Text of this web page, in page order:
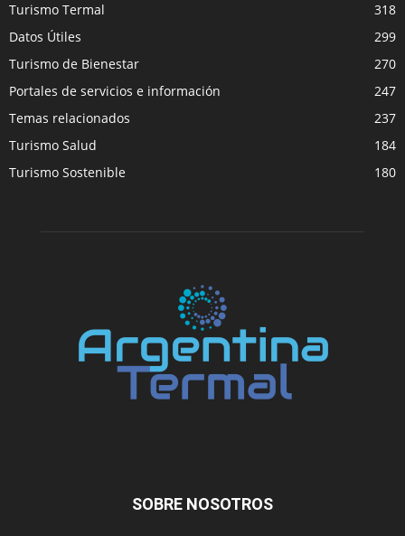
Turismo Termal
318
Datos Útiles
299
Turismo de Bienestar
270
Portales de servicios e información
247
Temas relacionados
237
Turismo Salud
184
Turismo Sostenible
180
SOBRE NOSOTROS